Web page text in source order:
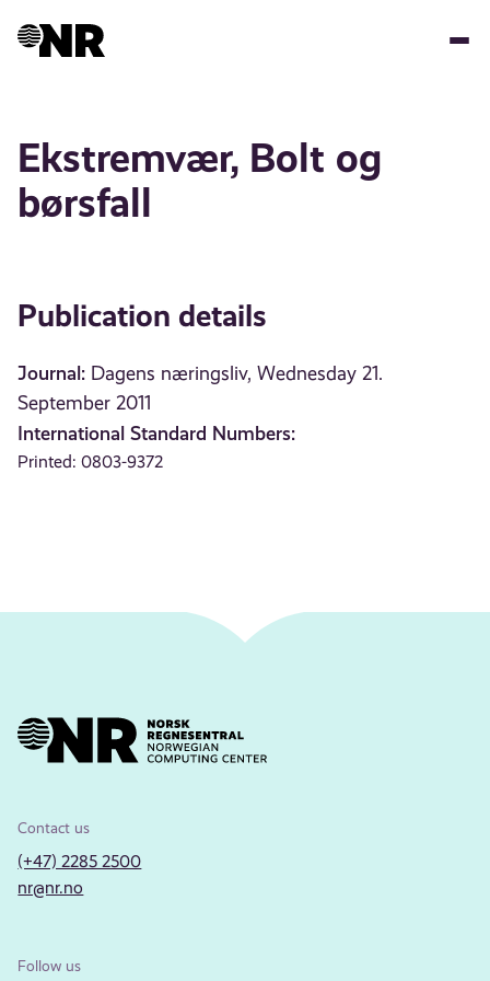
Ekstremvær, Bolt og
børsfall
Publication details
Journal: Dagens næringsliv, Wednesday 21.
September 2011
International Standard Numbers:
Printed: 0803-9372
Contact us
(+47) 2285 2500
nr@nr.no
Follow us